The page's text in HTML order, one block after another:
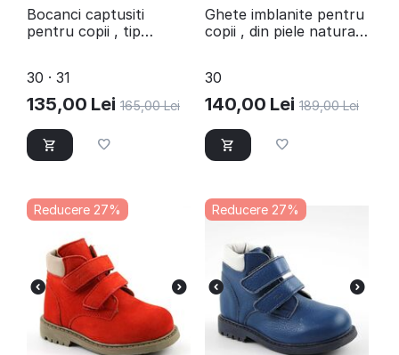
Bocanci captusiti
pentru copii , tip
30 · 31
135,00 Lei 165,00 Lei
Ghete imblanite pentru
copii , din piele naturala
30
140,00 Lei 189,00 Lei
Reducere 27% Reducere 27%